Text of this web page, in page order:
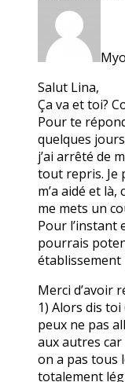
Myo
Salut Lina,
Ça va et toi?
Pour te
quelques
j’ai arrêté de
tout repris. Je
m’a aidé et
me mets un
Pour l’instant
pourrais
établissement
Merci d’avoir
1) Alors dis
peux ne pas
aux autres
on a pas tous
totalement